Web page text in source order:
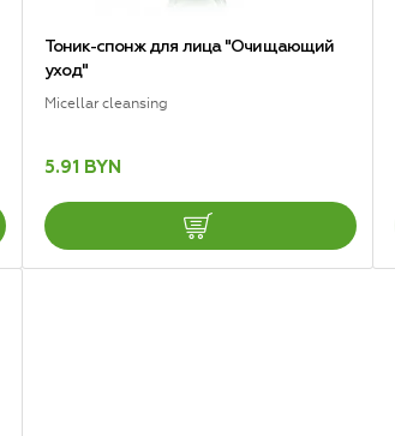
Тоник-спонж для лица "Очищающий
уход"
Micellar cleansing
5.91 BYN